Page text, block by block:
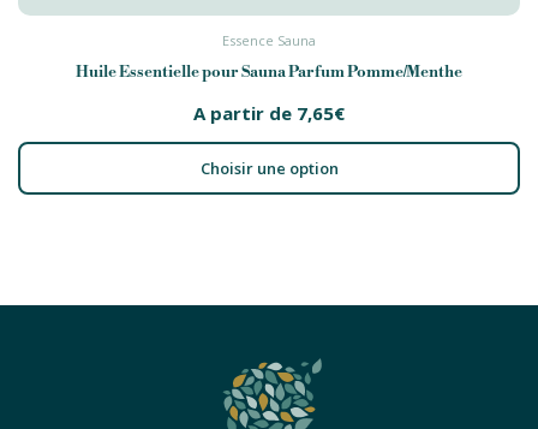
Essence Sauna
Huile Essentielle pour Sauna Parfum Pomme/Menthe
A partir de 7,65€
Choisir une option